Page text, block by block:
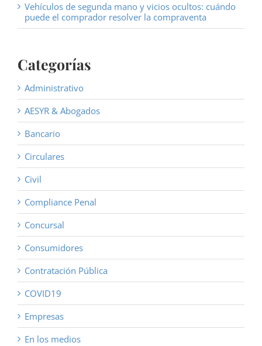
Vehículos de segunda mano y vicios ocultos: cuándo
puede el comprador resolver la compraventa
Categorías
Administrativo
AESYR & Abogados
Bancario
Circulares
Civil
Compliance Penal
Concursal
Consumidores
Contratación Pública
COVID19
Empresas
En los medios